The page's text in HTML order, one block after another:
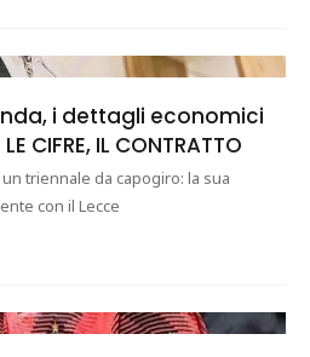
i dettagli economici
IL CONTRATTO
triennale da capogiro: la sua
con il Lecce